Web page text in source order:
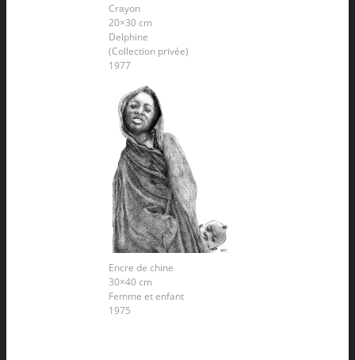
Crayon
20×30 cm
Delphine
(Collection privée)
1977
Encre de chine
30×40 cm
Femme et enfant
1975